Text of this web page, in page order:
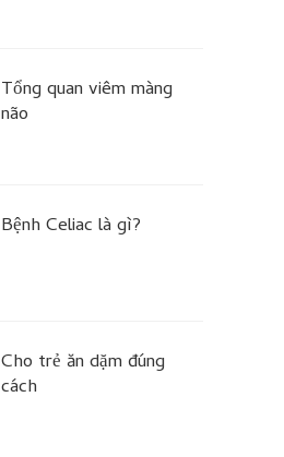
Tổng quan viêm màng
não
Bệnh Celiac là gì?
Cho trẻ ăn dặm đúng
cách